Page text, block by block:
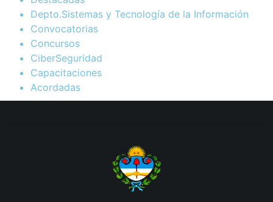
Depto.Sistemas y Tecnología de la Información
Convocatorias
Concursos
CiberSeguridad
Capacitaciones
Acordadas